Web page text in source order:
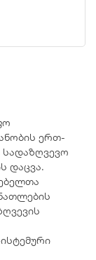
ერთ-
დაცვა.